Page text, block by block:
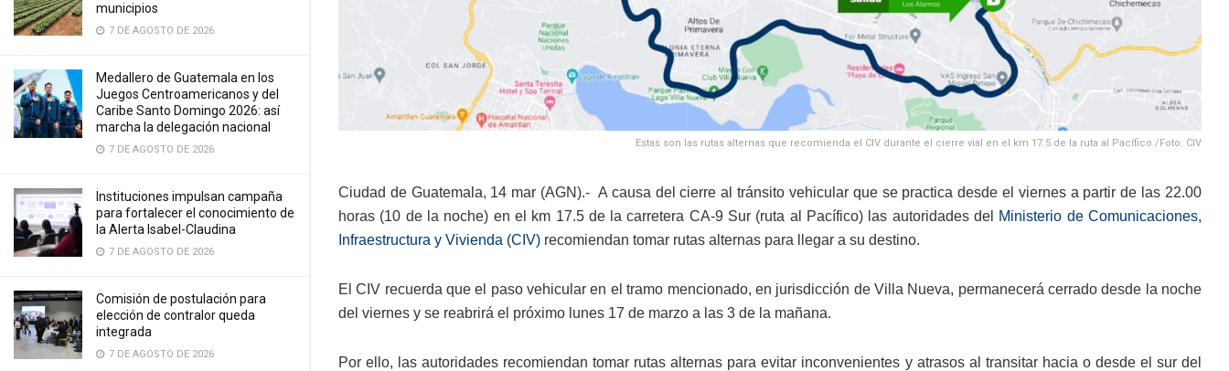
municipios
7 DE AGOSTO DE 2026
Medallero de Guatemala en los
Juegos Centroamericanos y del
Caribe Santo Domingo 2026: así
marcha la delegación nacional
7 DE AGOSTO DE 2026
Instituciones impulsan campaña
para fortalecer el conocimiento de
la Alerta Isabel-Claudina
7 DE AGOSTO DE 2026
Comisión de postulación para
elección de contralor queda
integrada
7 DE AGOSTO DE 2026
Estas son las rutas alternas que recomienda el CIV durante el cierre vial en el km 17.5 de la ruta al Pacífico./Foto: CIV
Ciudad de Guatemala, 14 mar (AGN).- A causa del cierre al tránsito vehicular que se practica desde el viernes a partir de las 22.00
horas (10 de la noche) en el km 17.5 de la carretera CA-9 Sur (ruta al Pacífico) las autoridades del Ministerio de Comunicaciones,
Infraestructura y Vivienda (CIV) recomiendan tomar rutas alternas para llegar a su destino.
El CIV recuerda que el paso vehicular en el tramo mencionado, en jurisdicción de Villa Nueva, permanecerá cerrado desde la noche
del viernes y se reabrirá el próximo lunes 17 de marzo a las 3 de la mañana.
Por ello, las autoridades recomiendan tomar rutas alternas para evitar inconvenientes y atrasos al transitar hacia o desde el sur del